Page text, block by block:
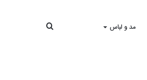
مد و لباس جستجو